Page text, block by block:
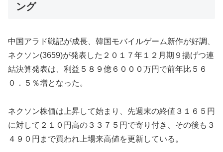
ング
中国アラド戦記が成長、韓国モバイルゲーム新作が好調、
ネクソン(3659)が発表した２０１７年１２月期９揚げつ連
結決算発表は、利益５８９億６０００万円で前年比５６
０．５％増となった。
ネクソン株価は上昇して始まり、先週末の終値３１６５円
に対して２１０円高の３３７５円で寄り付き、その後も３
４９０円まで買われ上場来高値を更新している。